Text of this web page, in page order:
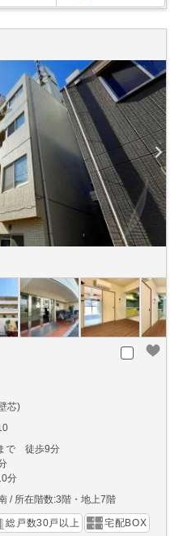
芯)
で 徒歩9分
分
所在階数:3階・地上7階
総戸数30戸以上
宅配BOX